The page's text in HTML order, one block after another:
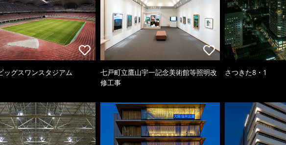
ッグスワンスタジアム
七戸町立鷹山宇一記念美術館等照明改
修工事
さつきた8・1